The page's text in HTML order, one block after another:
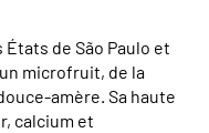
de São Paulo et
microfruit, de la
amère. Sa haute
calcium et